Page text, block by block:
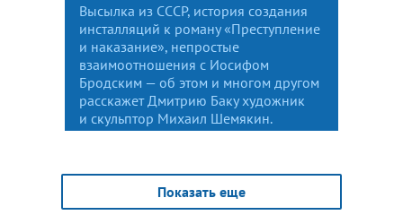
Высылка из СССР, история создания
инсталляций к роману «Преступление
и наказание», непростые
взаимоотношения с Иосифом
Бродским — об этом и многом другом
расскажет Дмитрию Баку художник
и скульптор Михаил Шемякин.
Показать еще